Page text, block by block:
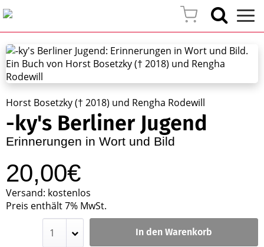
Horst Bosetzky († 2018) und Rengha Rodewill
-ky's Berliner Jugend
Erinnerungen in Wort und Bild
20,00€
Versand: kostenlos
Preis enthält 7% MwSt.
In den Warenkorb